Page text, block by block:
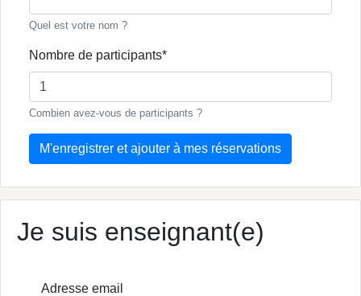
Quel est votre nom ?
Nombre de participants*
Combien avez-vous de participants ?
M'enregistrer et ajouter à mes réservations
Je suis enseignant(e)
Adresse email